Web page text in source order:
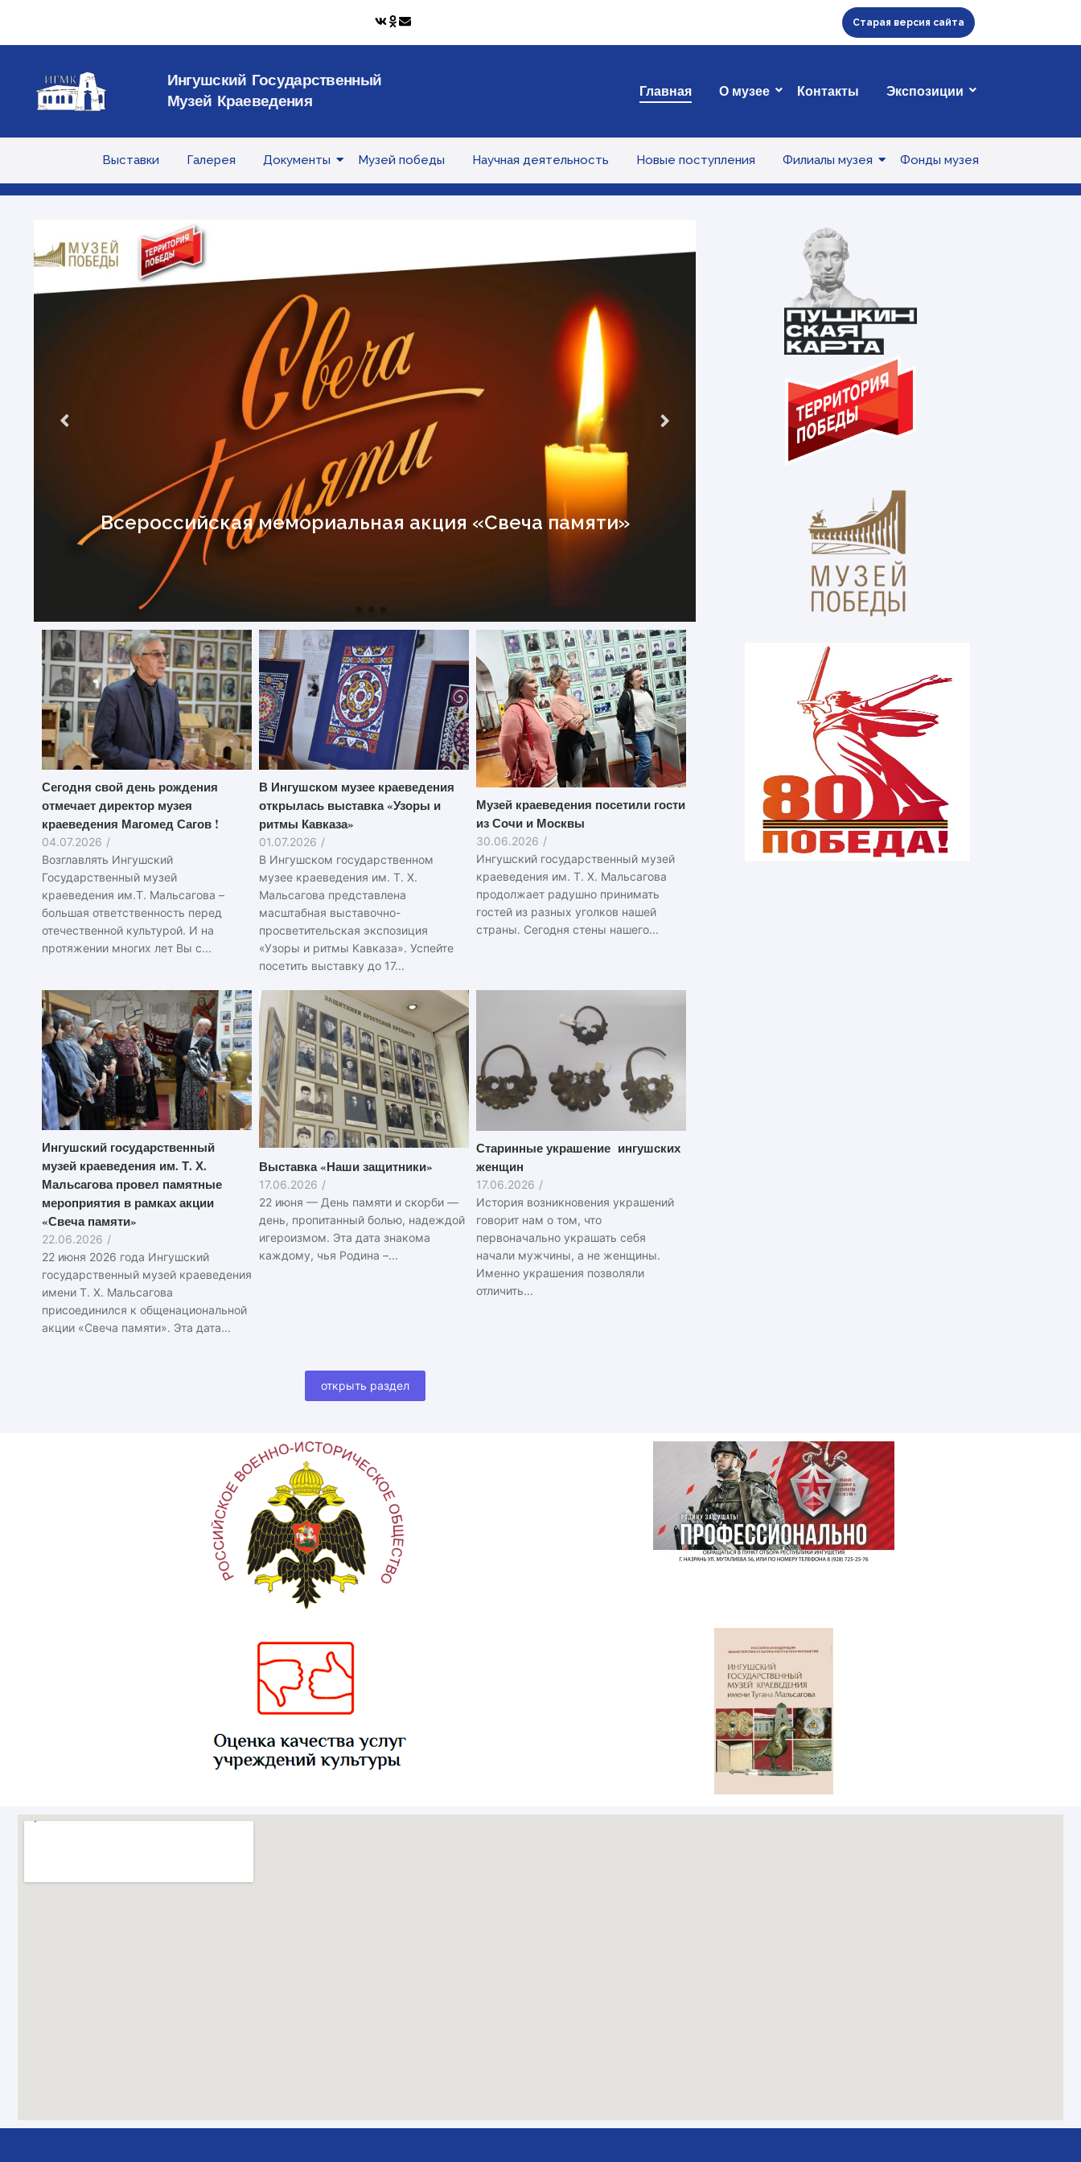
Старая версия сайта
Ингушский Государственный
Музей Краеведения
Главная О музее Контакты Экспозиции
Выставки Галерея Документы Музей победы Научная деятельность Новые поступления Филиалы музея Фонды музея
Всероссийская мемориальная акция «Свеча памяти»
В Ингушском государственном
Т. Х. Мальсагова
Сегодня свой день рождения
отмечает директор музея
краеведения Магомед Сагов !
04.07.2026 /
Возглавлять Ингушский
Государственный музей
краеведения им.Т. Мальсагова –
большая ответственность перед
отечественной культурой. И на
протяжении многих лет Вы с...
В Ингушском музее краеведения
открылась выставка «Узоры и
ритмы Кавказа»
01.07.2026 /
В Ингушском государственном
музее краеведения им. Т. Х.
Мальсагова представлена
масштабная выставочно-
просветительская экспозиция
«Узоры и ритмы Кавказа». Успейте
посетить выставку до 17...
Музей краеведения посетили гости
из Сочи и Москвы
30.06.2026 /
Ингушский государственный музей
краеведения им. Т. Х. Мальсагова
продолжает радушно принимать
гостей из разных уголков нашей
страны. Сегодня стены нашего...
Ингушский государственный
музей краеведения им. Т. Х.
Мальсагова провел памятные
мероприятия в рамках акции
«Свеча памяти»
22.06.2026 /
22 июня 2026 года Ингушский
государственный музей краеведения
имени Т. Х. Мальсагова
присоединился к общенациональной
акции «Свеча памяти». Эта дата...
Выставка «Наши защитники»
17.06.2026 /
22 июня — День памяти и скорби —
день, пропитанный болью, надеждой
игероизмом. Эта дата знакома
каждому, чья Родина –...
Старинные украшение ингушских
женщин
17.06.2026 /
История возникновения украшений
говорит нам о том, что
первоначально украшать себя
начали мужчины, а не женщины.
Именно украшения позволяли
отличить...
открыть раздел